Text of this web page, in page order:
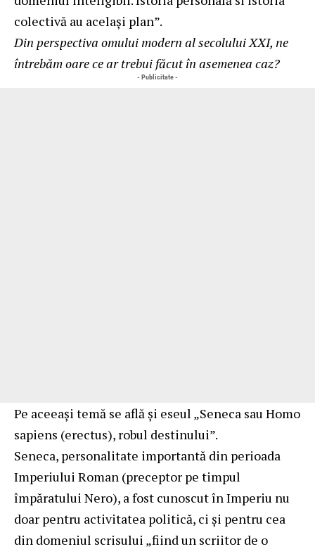
colectivă au același plan”.
Din perspectiva omului modern al secolului XXI, ne
întrebăm oare ce ar trebui făcut în asemenea caz?
- Publicitate -
Pe aceeași temă se află și eseul „Seneca sau Homo
sapiens (erectus), robul destinului”.
Seneca, personalitate importantă din perioada
Imperiului Roman (preceptor pe timpul
împăratului Nero), a fost cunoscut în Imperiu nu
doar pentru activitatea politică, ci și pentru cea
din domeniul scrisului „fiind un scriitor de o